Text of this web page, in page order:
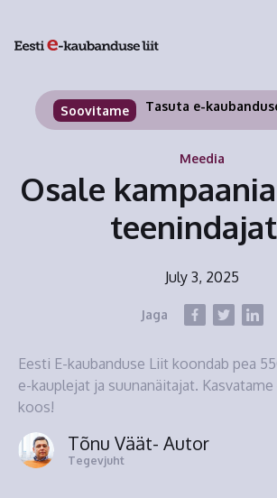
Soovitame Tasuta e-
Meedia
Osale
July 3, 2025
Jaga
Eesti E-kaubanduse Liit koondab pea
e-kauplejat ja suunanäitajat.
koos!
Tõnu Väät- Autor
Tegevjuht